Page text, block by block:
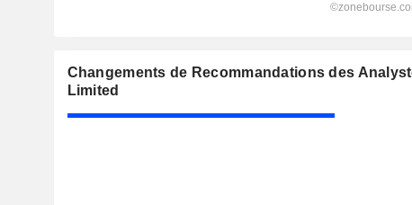
Changements de Recommandations des
Limited